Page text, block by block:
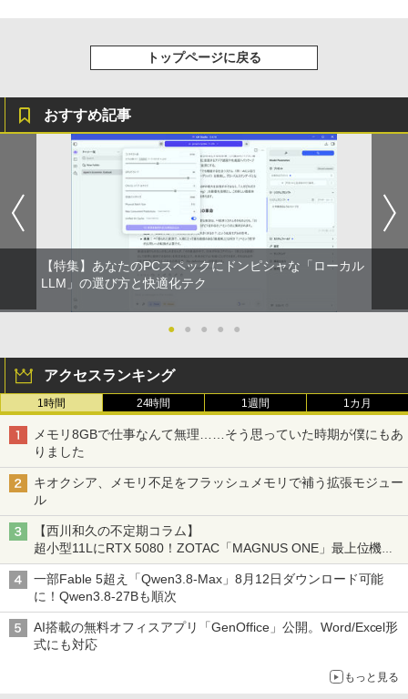
トップページに戻る
おすすめ記事
【特集】あなたのPCスペックにドンピシャな「ローカル
LLM」の選び方と快適化テク
● ● ● ● ●
アクセスランキング
1時間 24時間 1週間 1カ月
メモリ8GBで仕事なんて無理……そう思っていた時期が僕にもあ
りました
キオクシア、メモリ不足をフラッシュメモリで補う拡張モジュー
ル
【西川和久の不定期コラム】
超小型11LにRTX 5080！ZOTAC「MAGNUS ONE」最上位機の
実力を探る
一部Fable 5超え「Qwen3.8-Max」8月12日ダウンロード可能
に！Qwen3.8-27Bも順次
AI搭載の無料オフィスアプリ「GenOffice」公開。Word/Excel形
式にも対応
もっと見る